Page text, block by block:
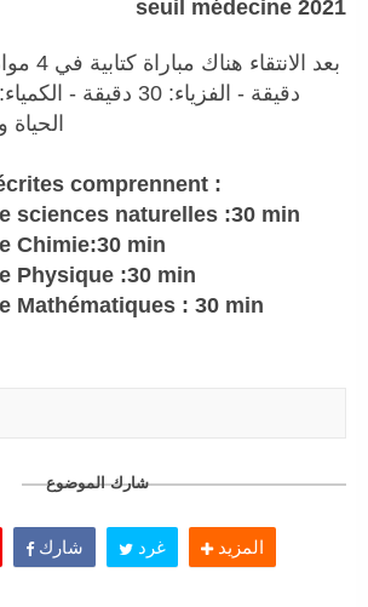
seuil médecine 2021
الحياة
comprennent :
sciences naturelles :30 min
Chimie:30 min
Physique :30 min
Mathématiques : 30 min​
شارك الموضوع
شارك غرد المزيد